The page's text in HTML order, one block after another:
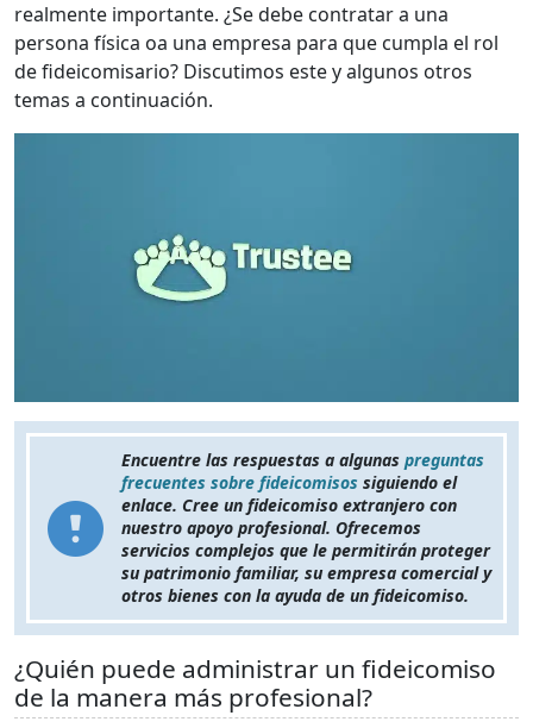
realmente importante. ¿Se debe contratar a una
persona física oa una empresa para que cumpla el rol
de fideicomisario? Discutimos este y algunos otros
temas a continuación.
Encuentre las respuestas a algunas preguntas
frecuentes sobre fideicomisos siguiendo el
enlace. Cree un fideicomiso extranjero con
nuestro apoyo profesional. Ofrecemos
servicios complejos que le permitirán proteger
su patrimonio familiar, su empresa comercial y
otros bienes con la ayuda de un fideicomiso.
¿Quién puede administrar un fideicomiso
de la manera más profesional?